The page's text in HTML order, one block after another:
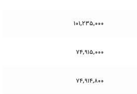
۱۰۱,۲۳۵,۰۰۰
۷۴,۹۱۵,۰۰۰
۷۴,۹۱۴,۸۰۰